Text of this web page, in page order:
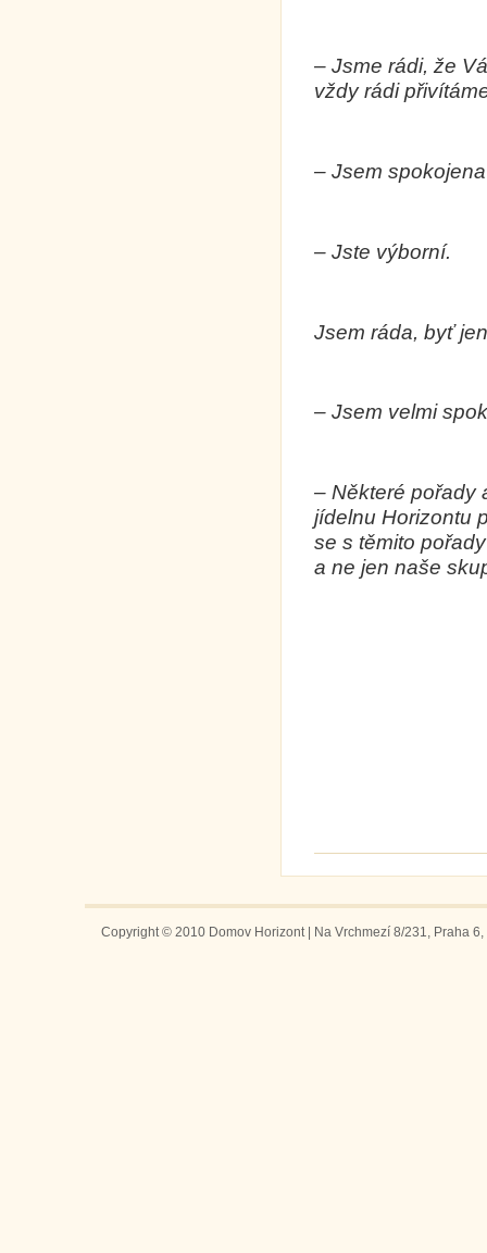
– Jsme rádi, že
vždy rádi
– Jsem
– Jste výborní.
Jsem ráda, byť
– Jsem velmi
– Některé pořady
jídelnu Horizontu
se s těmito
a ne jen naše
Copyright © 2010 Domov Horizont | Na Vrchmezí 8/231, Praha